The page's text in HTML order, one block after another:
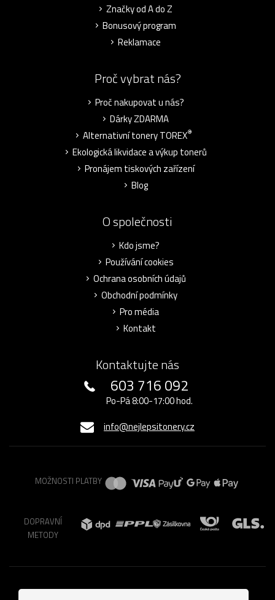
Značky od A do Z
Bonusový program
Reklamace
Proč vybrat nás?
Proč nakupovat u nás?
Dárky ZDARMA
Alternativní tonery TOREX®
Ekologická likvidace a výkup tonerů
Pronájem tiskových zařízení
Blog
O společnosti
Kdo jsme?
Používání cookies
Ochrana osobních údajů
Obchodní podmínky
Pro média
Kontakt
Kontaktujte nás
603 716 092
Po-Pá 8:00-17:00 hod.
info@nejlepsitonery.cz
MOŽNOSTI PLATBY
DOPRAVNÍ
METODY